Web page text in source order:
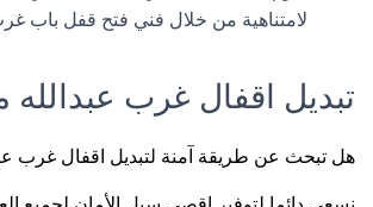
لامتناهية من خلال فني فتح قفل باب
تبديل اقفال غرب عبدالله
هل تبحث عن طريقة آمنة لتبديل اقفال غرب